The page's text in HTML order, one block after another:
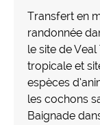
Transfert en
randonnée
le site de
tropicale et
espèces
les cochons
Baignade